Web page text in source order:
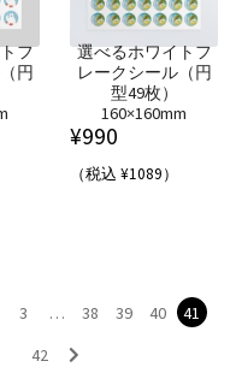
フ
円
選べるホワイトフ
レークシール（円
型49枚）
160×160mm
¥990
（税込 ¥1089）
3 … 38 39 40
41
42